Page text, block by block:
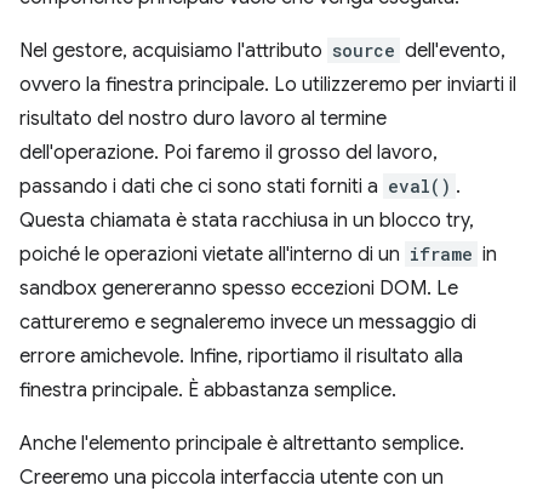
Nel gestore, acquisiamo l'attributo source dell'evento,
ovvero la finestra principale. Lo utilizzeremo per inviarti il
risultato del nostro duro lavoro al termine
dell'operazione. Poi faremo il grosso del lavoro,
passando i dati che ci sono stati forniti a eval() .
Questa chiamata è stata racchiusa in un blocco try,
poiché le operazioni vietate all'interno di un iframe in
sandbox genereranno spesso eccezioni DOM. Le
cattureremo e segnaleremo invece un messaggio di
errore amichevole. Infine, riportiamo il risultato alla
finestra principale. È abbastanza semplice.
Anche l'elemento principale è altrettanto semplice.
Creeremo una piccola interfaccia utente con un